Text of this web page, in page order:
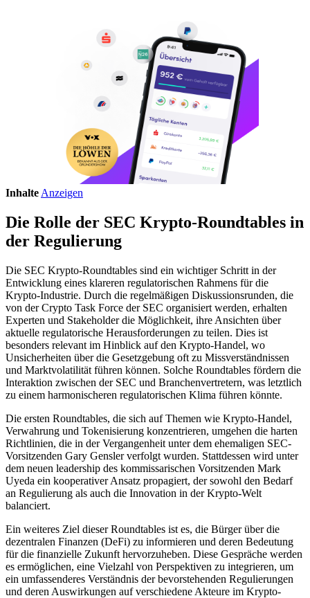
Inhalte Anzeigen
Die Rolle der SEC Krypto-Roundtables in
der Regulierung
Die SEC Krypto-Roundtables sind ein wichtiger Schritt in der
Entwicklung eines klareren regulatorischen Rahmens für die
Krypto-Industrie. Durch die regelmäßigen Diskussionsrunden, die
von der Crypto Task Force der SEC organisiert werden, erhalten
Experten und Stakeholder die Möglichkeit, ihre Ansichten über
aktuelle regulatorische Herausforderungen zu teilen. Dies ist
besonders relevant im Hinblick auf den Krypto-Handel, wo
Unsicherheiten über die Gesetzgebung oft zu Missverständnissen
und Marktvolatilität führen können. Solche Roundtables fördern die
Interaktion zwischen der SEC und Branchenvertretern, was letztlich
zu einem harmonischeren regulatorischen Klima führen könnte.
Die ersten Roundtables, die sich auf Themen wie Krypto-Handel,
Verwahrung und Tokenisierung konzentrieren, umgehen die harten
Richtlinien, die in der Vergangenheit unter dem ehemaligen SEC-
Vorsitzenden Gary Gensler verfolgt wurden. Stattdessen wird unter
dem neuen leadership des kommissarischen Vorsitzenden Mark
Uyeda ein kooperativer Ansatz propagiert, der sowohl den Bedarf
an Regulierung als auch die Innovation in der Krypto-Welt
balanciert.
Ein weiteres Ziel dieser Roundtables ist es, die Bürger über die
dezentralen Finanzen (DeFi) zu informieren und deren Bedeutung
für die finanzielle Zukunft hervorzuheben. Diese Gespräche werden
es ermöglichen, eine Vielzahl von Perspektiven zu integrieren, um
ein umfassenderes Verständnis der bevorstehenden Regulierungen
und deren Auswirkungen auf verschiedene Akteure im Krypto-